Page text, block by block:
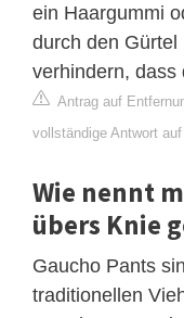
ein Haargummi
durch den Gürtel
verhindern, dass
Antrag auf
vollständige Antwort
Wie nennt
übers Knie
Gaucho Pants
traditionellen